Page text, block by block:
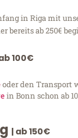
in Riga mit
bereits ab 250€
100€
oder den Transport
in Bonn schon ab
| ab 150€